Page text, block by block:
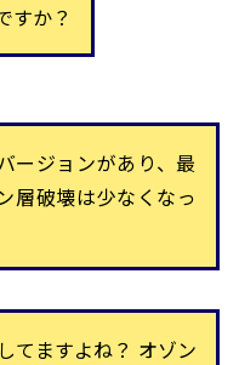
すか？
ージョンがあり、最
層破壊は少なくなっ
てますよね？ オゾン